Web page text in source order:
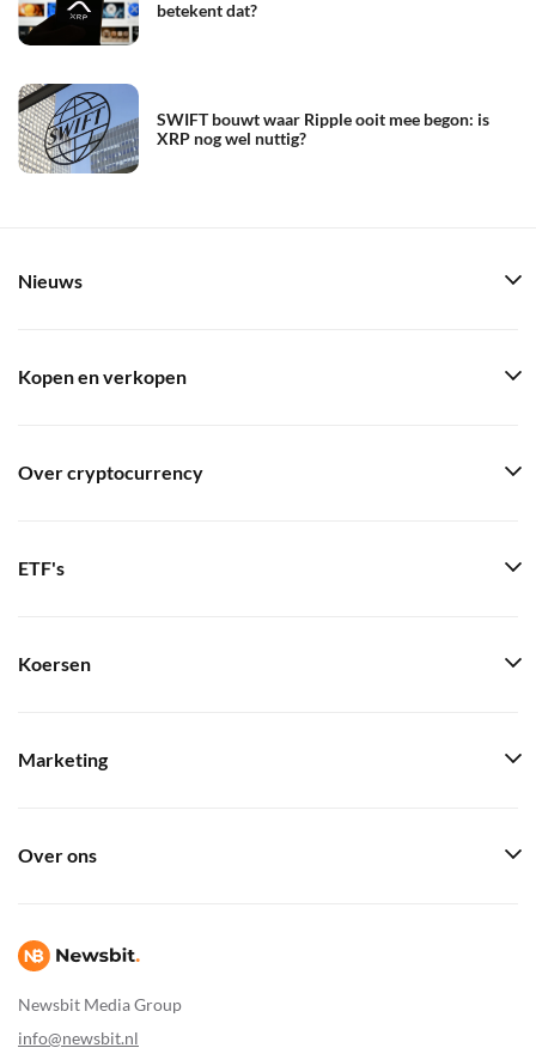
betekent dat?
SWIFT bouwt waar Ripple ooit mee begon: is
XRP nog wel nuttig?
Newsbit Media Group
info@newsbit.nl
Nieuws
Kopen en verkopen
Over cryptocurrency
ETF's
Koersen
Marketing
Over ons